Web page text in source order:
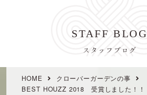
STAFF BLOG
スタッフブログ
HOME
クローバーガーデンの事
BEST HOUZZ 2018 受賞しました！！